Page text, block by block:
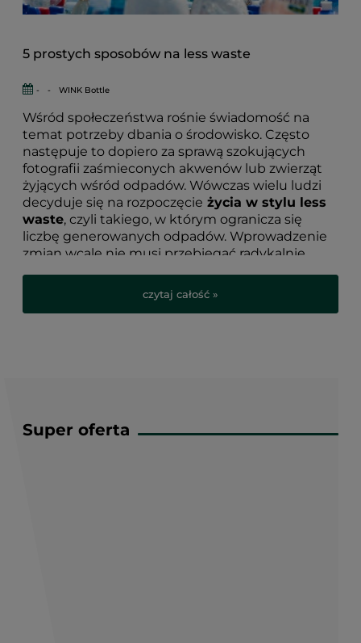
5 prostych sposobów na less waste
- - WINK Bottle
Wśród społeczeństwa rośnie świadomość na
temat potrzeby dbania o środowisko. Często
następuje to dopiero za sprawą szokujących
fotografii zaśmieconych akwenów lub zwierząt
żyjących wśród odpadów. Wówczas wielu ludzi
decyduje się na rozpoczęcie życia w stylu less
waste, czyli takiego, w którym ogranicza się
liczbę generowanych odpadów. Wprowadzenie
zmian wcale nie musi przebiegać radykalnie,
. Dzięki nim każdy z nas może zadbać
czytaj całość »
Super oferta